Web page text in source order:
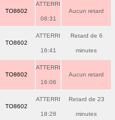
TO8602
ATTERRI
08:31
Aucun retard
TO8602
ATTERRI
16:41
Retard de 6
minutes
TO8602
ATTERRI
16:06
Aucun retard
TO8602
ATTERRI
18:28
Retard de 23
minutes